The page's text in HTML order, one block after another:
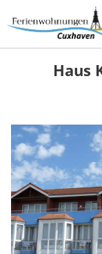
Haus